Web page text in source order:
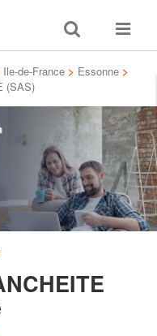
Toggle
search
Toggle
Ile-de-France > Essonne >
(SAS)